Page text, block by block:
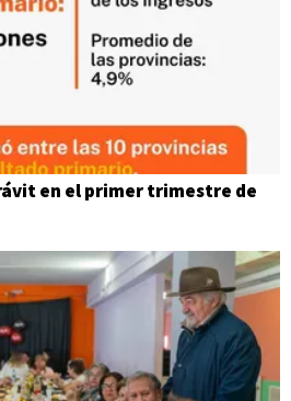
en el primer trimestre de